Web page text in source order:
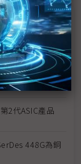
田示警全球AI基
買家「祕而不
2代ASIC產品
448G為銅